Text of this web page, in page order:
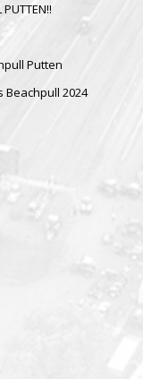
PUTTEN!!
Putten
2024